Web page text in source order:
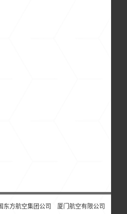
厦门航空有限公司
东方航空集团公司